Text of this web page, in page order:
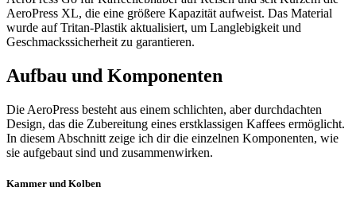
AeroPress XL, die eine größere Kapazität aufweist. Das Material
wurde auf Tritan-Plastik aktualisiert, um Langlebigkeit und
Geschmackssicherheit zu garantieren.
Aufbau und Komponenten
Die AeroPress besteht aus einem schlichten, aber durchdachten
Design, das die Zubereitung eines erstklassigen Kaffees ermöglicht.
In diesem Abschnitt zeige ich dir die einzelnen Komponenten, wie
sie aufgebaut sind und zusammenwirken.
Kammer und Kolben